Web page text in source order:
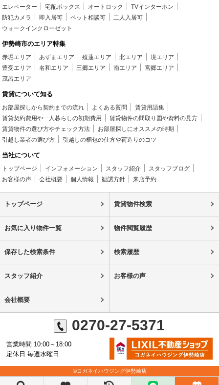
エレベーター
宅配ボックス オートロック
TVインターホン
防犯カメラ
即入居可 ペット相談可
二人入居可
ウォークインクローゼット
伊勢崎市のエリア特集
赤堀エリア あずまエリア 殖蓮エリア 北エリア
境エリア
豊受エリア
名和エリア 三郷エリア 南エリア
宮郷エリア
茂呂エリア
賃貸について知る
お部屋探しから契約までの流れ よくある質問
賃貸用語集
賃貸契約費用や一人暮らしの初期費用
賃貸物件の間取り図や資料の見方
賃貸物件の選び方やチェック方法
お部屋探しにオススメの時期
引越し業者の選び方
引越しの梱包の仕方や荷造りのコツ
当社について
トップページ インフォメーション スタッフ紹介
スタッフブログ
お客様の声
会社概要 個人情報 勧誘方針 来店予約
トップページ 賃貸物件検索
お気に入り物件一覧 物件閲覧履歴
保存した検索条件 検索履歴
スタッフ紹介 お客様の声
会社概要
0270-27-5371
営業時間 10:00～18:00
定休日 毎週水曜日
©コガネイハウジング伊勢崎店